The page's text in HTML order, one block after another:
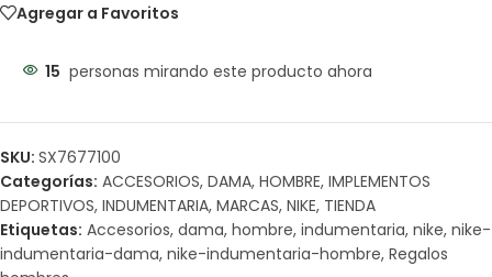
Agregar a Favoritos
15 personas mirando este producto ahora
SKU: SX7677100
Categorías: ACCESORIOS, DAMA, HOMBRE, IMPLEMENTOS
DEPORTIVOS, INDUMENTARIA, MARCAS, NIKE, TIENDA
Etiquetas: Accesorios, dama, hombre, indumentaria, nike, nike-
indumentaria-dama, nike-indumentaria-hombre, Regalos